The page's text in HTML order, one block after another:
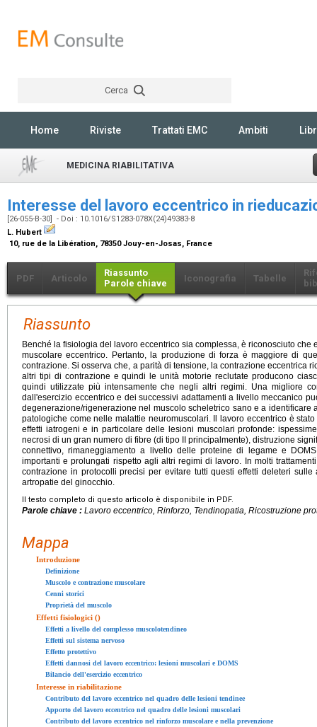
Cerca
Home Riviste Trattati EMC Ambiti
MEDICINA RIABILITATIVA
Interesse del lavoro eccentrico in
[26-055-B-30] - Doi : 10.1016/S1283-078X(24)49383-8
L. Hubert
10, rue de la Libération, 78350 Jouy-en-Josas, France
PDF Articolo
Riassunto
Parole chiave
Iconografia Tabelle
Riassunto
Benché la fisiologia del lavoro eccentrico sia complessa, è riconosciuto che
muscolare eccentrico. Pertanto, la produzione di forza è maggiore di
contrazione. Si osserva che, a parità di tensione, la contrazione eccentrica
altri tipi di contrazione e quindi le unità motorie reclutate producono
quindi utilizzate più intensamente che negli altri regimi. Una migliore
dall'esercizio eccentrico e dei successivi adattamenti a livello meccanico
degenerazione/rigenerazione nel muscolo scheletrico sano e a identificare
patologiche come nelle malattie neuromuscolari. Il lavoro eccentrico è
effetti iatrogeni e in particolare delle lesioni muscolari profonde:
necrosi di un gran numero di fibre (di tipo II principalmente), distruzione
connettivo, rimaneggiamento a livello delle proteine di legame e
importanti e prolungati rispetto agli altri regimi di lavoro. In molti
contrazione in protocolli precisi per evitare tutti questi effetti deleteri
artropatie del ginocchio.
Il testo completo di questo articolo è disponibile in PDF.
Parole chiave : Lavoro eccentrico, Rinforzo, Tendinopatia, Ricostruzione
Mappa
Introduzione
Definizione
Muscolo e contrazione muscolare
Cenni storici
Proprietà del muscolo
Effetti fisiologici ()
Effetti a livello del complesso muscolotendineo
Effetti sul sistema nervoso
Effetto protettivo
Effetti dannosi del lavoro eccentrico: lesioni muscolari e DOMS
Bilancio dell'esercizio eccentrico
Interesse in riabilitazione
Contributo del lavoro eccentrico nel quadro delle lesioni tendinee
Apporto del lavoro eccentrico nel quadro delle lesioni muscolari
Contributo del lavoro eccentrico nel rinforzo muscolare e nella prevenzione